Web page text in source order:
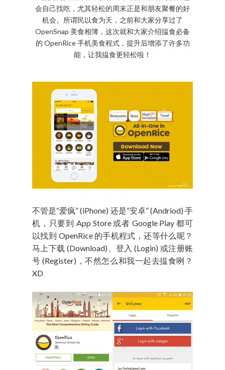
会自己找吃，尤其轻松的周末正是和朋友聚餐的好
机会。所谓民以食为天，之前和大家分享过了
OpenSnap 美食相簿，这次就和大家介绍揾食必备
的 OpenRice 手机美食程式，提升后增添了许多功
能，让我揾食更轻松啦！
不管是“爱疯” (iPhone) 还是“安卓” (Andriod) 手
机，只要到 App Store 或者 Google Play 都可
以找到 OpenRice 的手机程式，还等什么呢？
马上下载 (Download)、登入 (Login) 或注册账
号 (Register)，不然怎么和我一起去揾食咧？
XD